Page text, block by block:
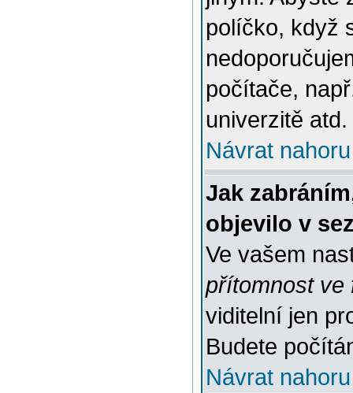
políčko, když
počítače,
univerzitě atd.
Návrat nahoru
Jak
objevilo v
Ve vašem
přítomnost ve
viditelní jen
Budete
Návrat nahoru